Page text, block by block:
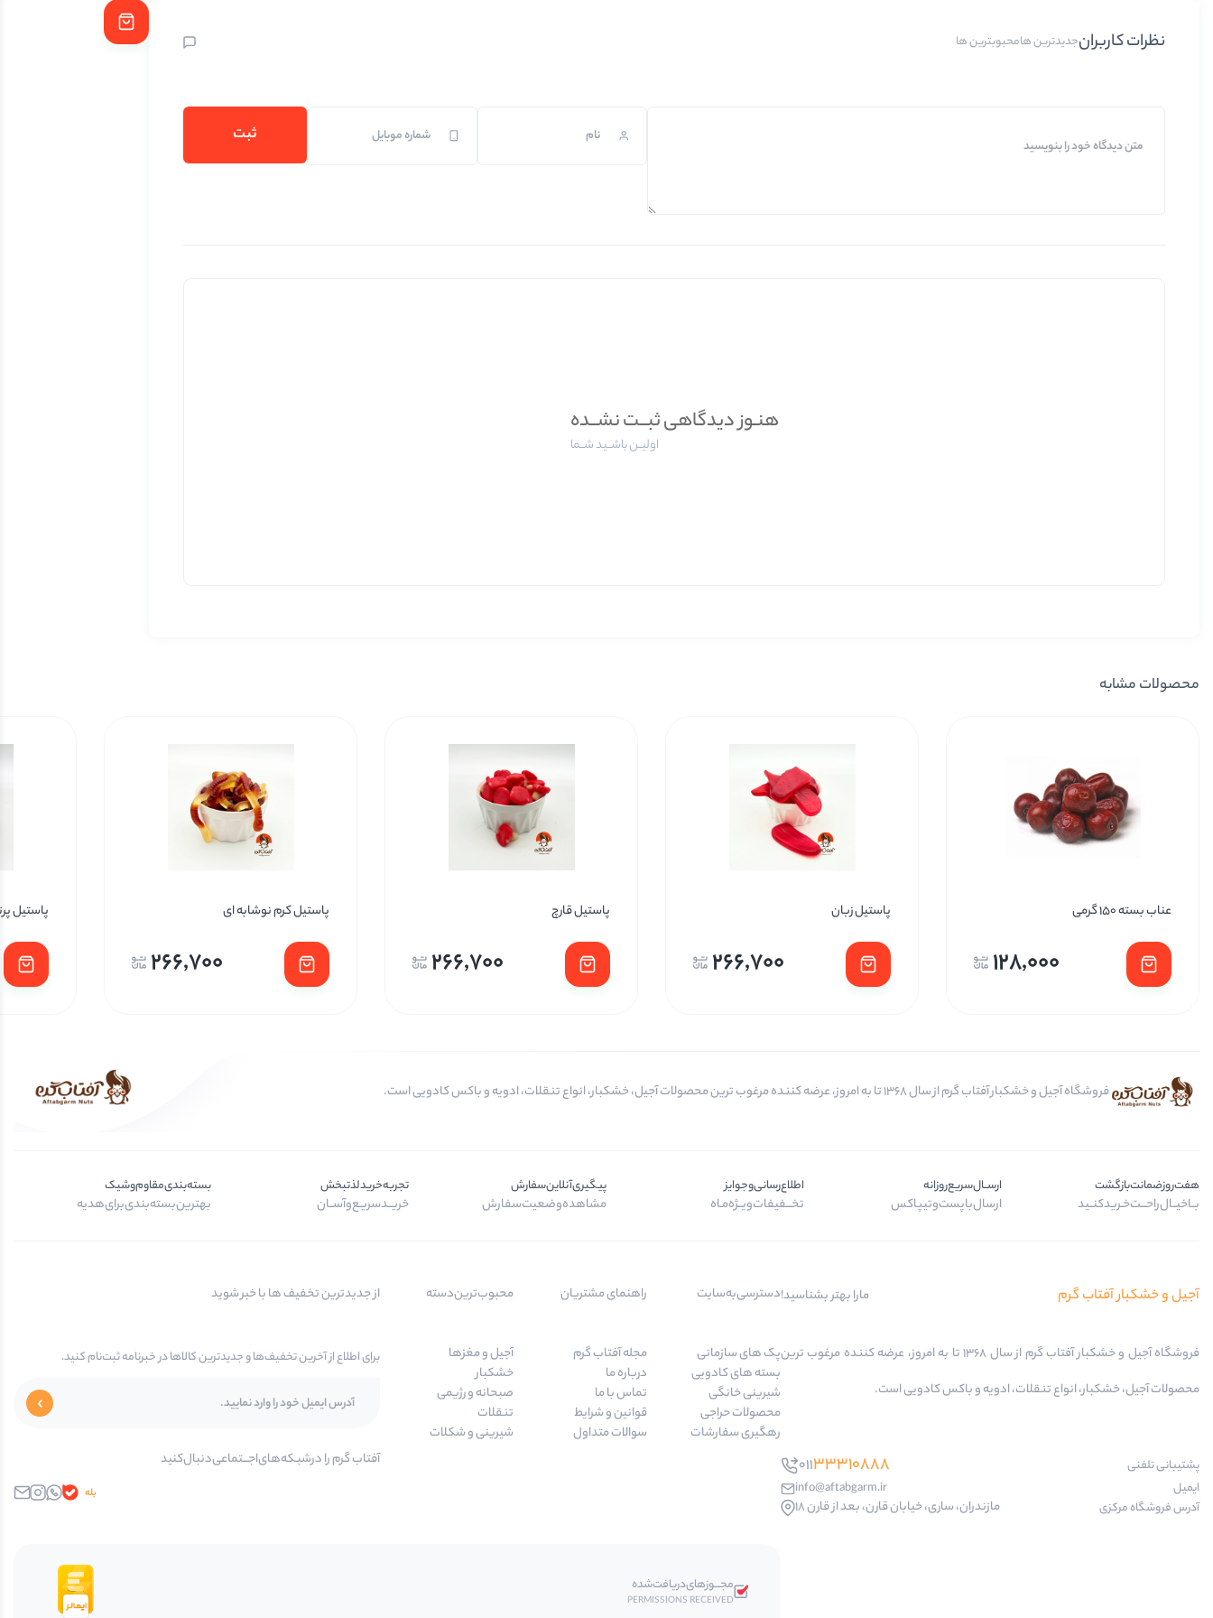
نظرات کاربرانجدیدترین هامحبوبترین ها
هنـوز دیدگاهی ثبــت نشــده
اولیــن باشــید شــما
محصولات مشابه
عناب بسته 150 گرمی
128,000
پاستیل زبان
266,700
پاستیل قارچ
266,700
پاستیل کرم نوشابه ای
266,700
پاستیل
فروشگاه آجیل و خشکبار آفتاب گرم از سال 1368 تا به امروز، عرضه کننده مرغوب ترین محصولات آجیل، خشکبار، انواع تنقلات، ادویه و باکس کادویی است.
هفت‌روز‌ضمانت‌بازگشت
بــا‌خیــال‌راحـــت‌خـرید‌کنــید
ارســال‌سریع‌روزانه
ارسال‌با‌پست‌و‌تیپاکس
اطلاع‌رسانی‌و‌جوایز
تخـــفیفات‌ویــژه‌مـاه
پیگیری‌آنلاین‌سفارش
مشاهده‌وضعیت‌سفارش
تجربه‌خرید‌لذتبخش
خریــد‌سریـع‌و‌آســان
بسته‌بندی‌مقاوم‌وشیک
بهترین‌بسته‌بندی‌برای‌هدیه
آجیل و خشکبار آفتاب گرم مارا بهتر بشناسید!
فروشگاه آجیل و خشکبار آفتاب گرم از سال 1368 تا به امروز، عرضه کننده مرغوب ترین
محصولات آجیل، خشکبار، انواع تنقلات، ادویه و باکس کادویی است.
پشتیبانی تلفنی 01133310888
ایمیل
info@aftabgarm.ir
آدرس‌ فروشگاه مرکزی
مازندران، ساری، خیابان قارن، بعد از قارن 18
دسترسی‌به‌سایت
پک های سازمانی
بسته های کادویی
شیرینی خانگی
محصولات حراجی
رهگیری سفارشات
راهنمای مشتریان
مجله آفتاب گرم
درباره ما
تماس با ما
قوانین و شرایط
سوالات متداول
محبوب‌ترین‌دسته‌
آجیل و مغزها
خشکبار
صبحانه و رژیمی
تنقلات
شیرینی و شکلات
از جدیدترین تخفیف ها با خبر شوید
برای اطلاع از آخرین تخفیف‌ها و جدیدترین کالاها در خبرنامه ثبت‌نام کنید.
آفتاب گرم را در‌‌شبـکه‌های‌اجـــتماعی‌دنبال‌کنید
بلهواتساپ
اینستاگرامایمیل
مجـــوز‌های‌دریافت‌شده
PERMISSIONS RECEIVED